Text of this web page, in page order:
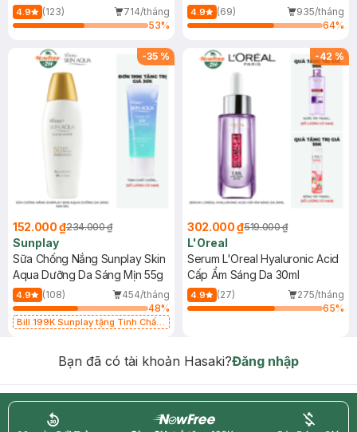
4.9 (123)
714/tháng
53%
(Mới)
4.9 (69)
935/tháng
64%
-35 %
152.000 ₫234.000 ₫
Sunplay
Sữa Chống Nắng Sunplay Skin
Aqua Dưỡng Da Sáng Mịn 55g
4.9 (108)
454/tháng
48%
Bill 199K Sunplay tặng Tinh Chất
-42 %
302.000 ₫519.000 ₫
L'Oreal
Serum L'Oreal Hyaluronic Acid
Cấp Ẩm Sáng Da 30ml
4.9 (27)
275/tháng
65%
Bạn đã có tài khoản Hasaki?Đăng nhập